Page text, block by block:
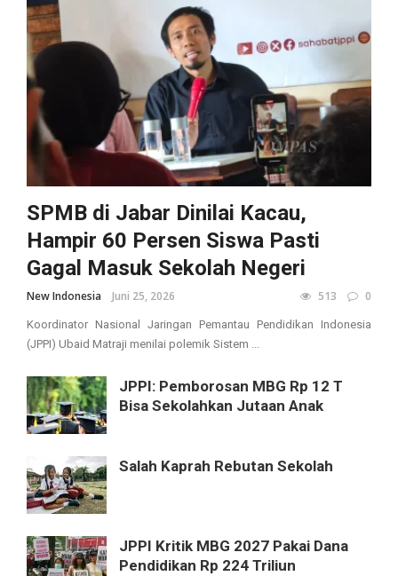
SPMB di Jabar Dinilai Kacau,
Hampir 60 Persen Siswa Pasti
Gagal Masuk Sekolah Negeri
New Indonesia Juni 25, 2026 513 0
Koordinator Nasional Jaringan Pemantau Pendidikan Indonesia
(JPPI) Ubaid Matraji menilai polemik Sistem ...
JPPI: Pemborosan MBG Rp 12 T
Bisa Sekolahkan Jutaan Anak
Salah Kaprah Rebutan Sekolah
JPPI Kritik MBG 2027 Pakai Dana
Pendidikan Rp 224 Triliun